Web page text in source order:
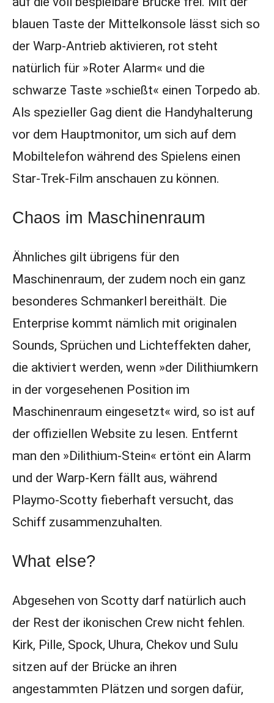
blauen Taste der Mittelkonsole lässt sich so
der Warp-Antrieb aktivieren, rot steht
natürlich für »Roter Alarm« und die
schwarze Taste »schießt« einen Torpedo ab.
Als spezieller Gag dient die Handyhalterung
vor dem Hauptmonitor, um sich auf dem
Mobiltelefon während des Spielens einen
Star-Trek-Film anschauen zu können.
Chaos im Maschinenraum
Ähnliches gilt übrigens für den
Maschinenraum, der zudem noch ein ganz
besonderes Schmankerl bereithält. Die
Enterprise kommt nämlich mit originalen
Sounds, Sprüchen und Lichteffekten daher,
die aktiviert werden, wenn »der Dilithiumkern
in der vorgesehenen Position im
Maschinenraum eingesetzt« wird, so ist auf
der offiziellen Website zu lesen. Entfernt
man den »Dilithium-Stein« ertönt ein Alarm
und der Warp-Kern fällt aus, während
Playmo-Scotty fieberhaft versucht, das
Schiff zusammenzuhalten.
What else?
Abgesehen von Scotty darf natürlich auch
der Rest der ikonischen Crew nicht fehlen.
Kirk, Pille, Spock, Uhura, Chekov und Sulu
sitzen auf der Brücke an ihren
angestammten Plätzen und sorgen dafür,